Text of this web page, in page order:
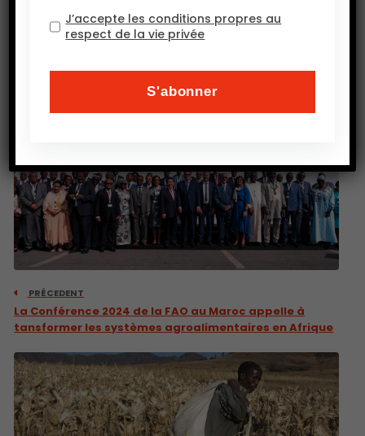
PRÉCEDENT
La Conférence 2024 de la FAO au Maroc appelle à
tansformer les systèmes agroalimentaires en Afrique
J’accepte les conditions propres au
respect de la vie privée